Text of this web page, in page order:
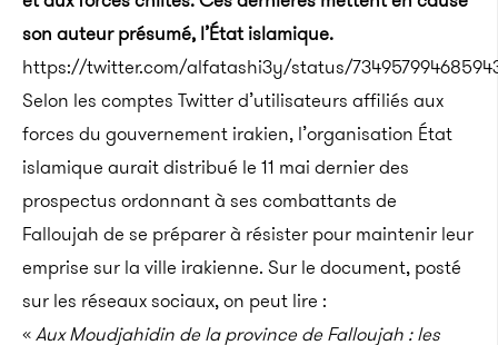
son auteur présumé, l’État islamique.
https://twitter.com/alfatashi3y/status/
Selon les comptes Twitter d’utilisateurs affiliés aux
forces du gouvernement irakien, l’organisation État
islamique aurait distribué le 11 mai dernier des
prospectus ordonnant à ses combattants de
Falloujah de se préparer à résister pour maintenir leur
emprise sur la ville irakienne. Sur le document, posté
sur les réseaux sociaux, on peut lire :
«Aux Moudjahidin de la province de Falloujah : les